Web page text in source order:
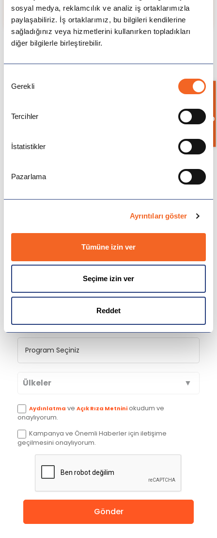
sosyal medya, reklamcılık ve analiz iş ortaklarımızla
paylaşabiliriz. İş ortaklarımız, bu bilgileri kendilerine
sağladığınız veya hizmetlerini kullanırken topladıkları
diğer bilgilerle birleştirebilir.
Seçimi
Gerekli
Tercihler
İstatistikler
Pazarlama
Ayrıntıları göster
Tümüne izin ver
Seçime izin ver
Reddet
Detaylı görüşme yapmak için lütfen 444 22 03'ü
arayınız.
Bilgi Almak İçin Formu Doldurup
Ülkeler
Avustralya
Kanada
İngiltere
Amerika
Aydınlatma ve Açık Rıza Metniniokudum ve
onaylıyorum.
Kampanya ve Önemli Haberler için iletişime
geçilmesini onaylıyorum.
Gönder
Bilgi İste